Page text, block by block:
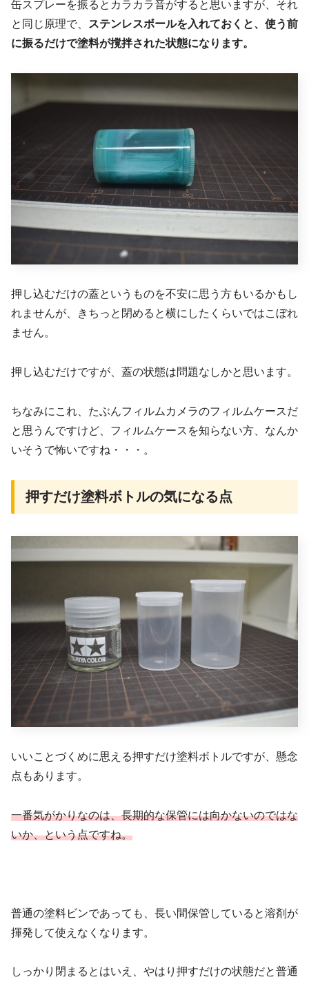
缶スプレーを振るとカラカラ音がすると思いますが、それ
と同じ原理で、
ステンレスボールを入れておくと、使う前
に振るだけで塗料が撹拌された状態になります。
押し込むだけの蓋というものを不安に思う方もいるかもし
れませんが、きちっと閉めると横にしたくらいではこぼれ
ません。
押し込むだけですが、蓋の状態は問題なしかと思います。
ちなみにこれ、たぶんフィルムカメラのフィルムケースだ
と思うんですけど、フィルムケースを知らない方、なんか
いそうで怖いですね・・・。
押すだけ塗料ボトルの気になる点
いいことづくめに思える押すだけ塗料ボトルですが、懸念
点もあります。
一番気がかりなのは、長期的な保管には向かないのではな
いか、という点ですね。
普通の塗料ビンであっても、長い間保管していると溶剤が
揮発して使えなくなります。
しっかり閉まるとはいえ、やはり押すだけの状態だと普通